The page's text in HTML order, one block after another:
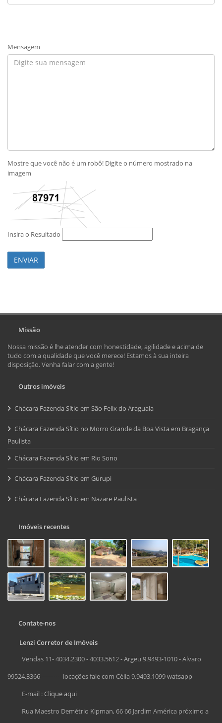
Mensagem
Mostre que você não é um robô! Digite o número mostrado na
imagem
Insira o Resultado
ENVIAR
Missão
Nossa missão é lhe atender com honestidade, agilidade e acima de
tudo com a qualidade que você merece! Estamos à sua inteira
disposição. Venha falar com a gente!
Outros imóveis
Chácara Fazenda Sítio em São Felix do Araguaia
Chácara Fazenda Sítio no Morro Grande da Boa Vista em Bragança
Paulista
Chácara Fazenda Sítio em Rio Sono
Chácara Fazenda Sítio em Gurupi
Chácara Fazenda Sítio em Nazare Paulista
Imóveis recentes
Contate-nos
Lenzi Corretor de Imóveis
Vendas 11- 4034.2300 - 4033.5612 - Argeu 9.9493-1010 - Alvaro
99524.3366 ---------- locações fale com Célia 9.9493.1099 watsapp
E-mail :Clique aqui
Rua Maestro Demétrio Kipman, 66 66 Jardim América próximo a